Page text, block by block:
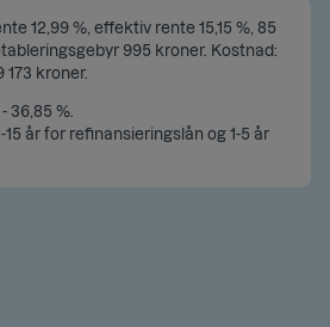
12,99 %, effektiv rente 15,15 %, 85
995 kroner. Kostnad:
173 kroner.
36,85 %.
år for refinansieringslån og 1-5 år